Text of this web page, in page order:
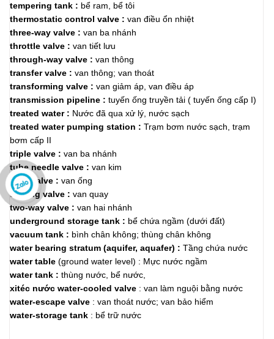
tempering tank : bể ram, bể tôi
thermostatic control valve : van điều ổn nhiệt
three-way valve : van ba nhánh
throttle valve : van tiết lưu
through-way valve : van thông
transfer valve : van thông; van thoát
transforming valve : van giảm áp, van điều áp
transmission pipeline : tuyến ống truyền tải ( tuyến ống cấp I)
treated water : Nước đã qua xử lý, nước sạch
treated water pumping station : Trạm bơm nước sạch, trạm
bơm cấp II
triple valve : van ba nhánh
tube needle valve : van kim
tube valve : van ống
turning valve : van quay
two-way valve : van hai nhánh
underground storage tank : bể chứa ngầm (dưới đất)
vacuum tank : bình chân không; thùng chân không
water bearing stratum (aquifer, aquafer) : Tầng chứa nước
water table(ground water level) : Mực nước ngầm
water tank : thùng nước, bể nước,
xitéc nước water-cooled valve: van làm nguội bằng nước
water-escape valve: van thoát nước; van bảo hiểm
water-storage tank: bể trữ nước